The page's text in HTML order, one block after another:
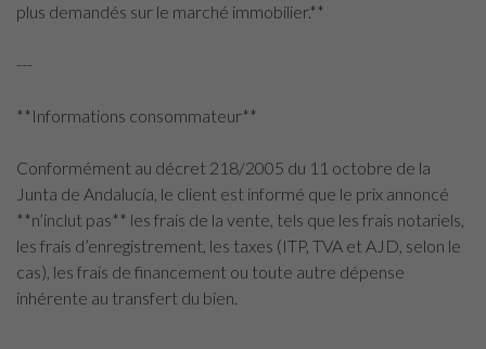
plus demandés sur le marché immobilier.**
---
**Informations consommateur**
Conformément au décret 218/2005 du 11 octobre de la
Junta de Andalucía, le client est informé que le prix annoncé
**n’inclut pas** les frais de la vente, tels que les frais notariels,
les frais d’enregistrement, les taxes (ITP, TVA et AJD, selon le
cas), les frais de financement ou toute autre dépense
inhérente au transfert du bien.